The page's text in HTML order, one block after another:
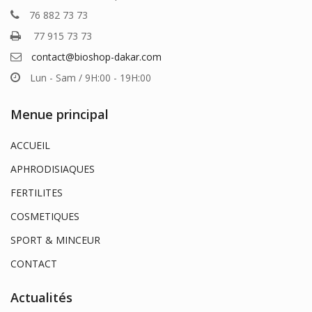
76 882 73 73
77 915 73 73
contact@bioshop-dakar.com
Lun - Sam / 9H:00 - 19H:00
Menue principal
ACCUEIL
APHRODISIAQUES
FERTILITES
COSMETIQUES
SPORT & MINCEUR
CONTACT
Actualités